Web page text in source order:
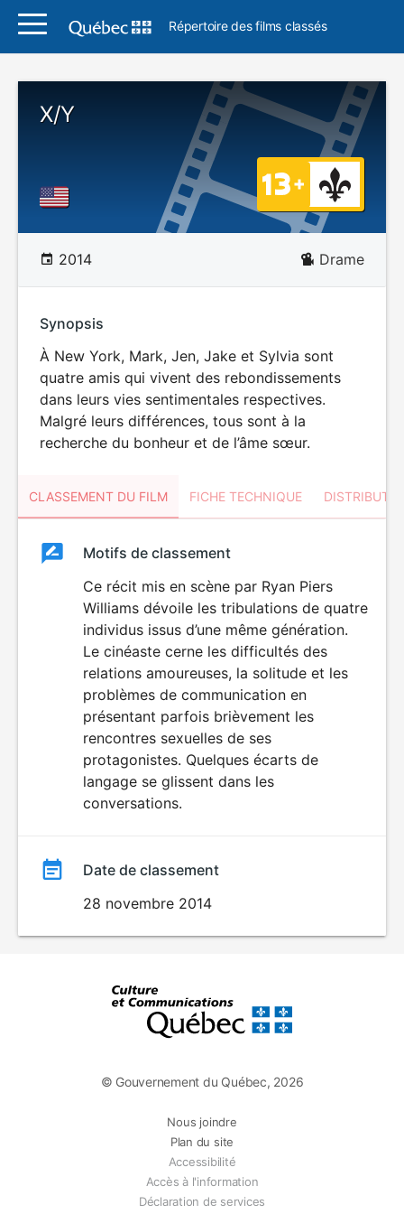
Répertoire des films classés
X/Y
2014 Drame
Synopsis
À New York, Mark, Jen, Jake et Sylvia sont
quatre amis qui vivent des rebondissements
dans leurs vies sentimentales respectives.
Malgré leurs différences, tous sont à la
recherche du bonheur et de l’âme sœur.
CLASSEMENT DU FILM FICHE TECHNIQUE
ClassementClassement
Motifs de classement
Ce récit mis en scène par Ryan Piers
Williams dévoile les tribulations de quatre
individus issus d’une même génération.
Le cinéaste cerne les difficultés des
relations amoureuses, la solitude et les
problèmes de communication en
présentant parfois brièvement les
rencontres sexuelles de ses
protagonistes. Quelques écarts de
langage se glissent dans les
conversations.
Date de classement
28 novembre 2014
© Gouvernement du Québec, 2026
Nous joindre
Plan du site
Accessibilité
Accès à l'information
Déclaration de services